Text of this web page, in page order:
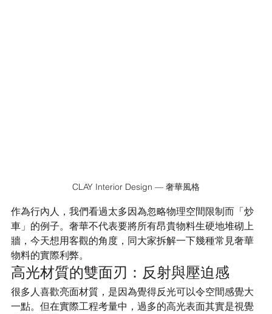
CLAY Interior Design — 奢華風格
作為行內人，我們看過太多因為忽略物理空間限制而「炒
車」的例子。奢華不代表要將所有昂貴物料生硬地堆砌上
牆，今天想用客觀的角度，同大家拆解一下幾種常見奢華
物料的實際利弊。
高光材質的雙面刃：反射與壓迫感
很多人喜歡亮面材質，是因為覺得反光可以令空間感覺大
一點。但在實際工程考量中，過多的高光表面其實是視覺